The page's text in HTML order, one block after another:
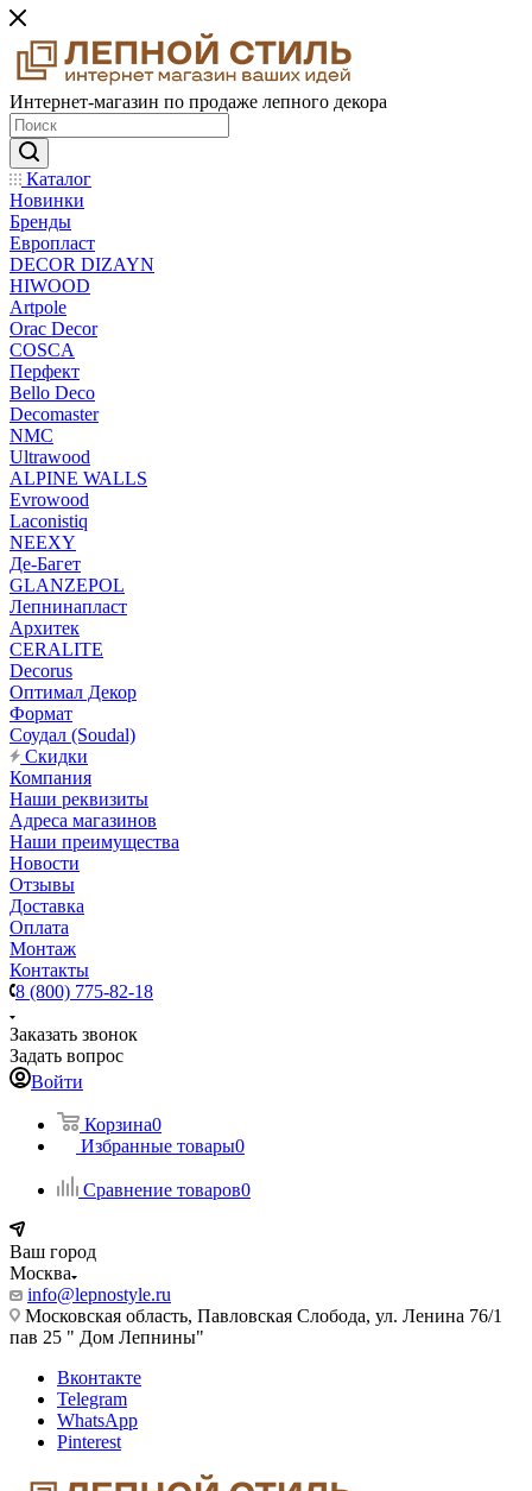
Интернет-магазин по продаже лепного декора
Каталог
Новинки
Бренды
Европласт
DECOR DIZAYN
HIWOOD
Artpole
Orac Decor
COSCA
Перфект
Bello Deco
Decomaster
NMС
Ultrawood
ALPINE WALLS
Evrowood
Laconistiq
NEEXY
Де-Багет
GLANZEPOL
Лепнинапласт
Архитек
CERALITE
Decorus
Оптимал Декор
Формат
Соудал (Soudal)
Скидки
Компания
Наши реквизиты
Адреса магазинов
Наши преимущества
Новости
Отзывы
Доставка
Оплата
Монтаж
Контакты
8 (800) 775-82-18
Заказать звонок
Задать вопрос
Войти
Корзина0
Избранные товары0
Сравнение товаров0
Ваш город
Москва
info@lepnostyle.ru
Московская область, Павловская Слобода, ул. Ленина 76/1
пав 25 " Дом Лепнины"
Вконтакте
Telegram
WhatsApp
Pinterest